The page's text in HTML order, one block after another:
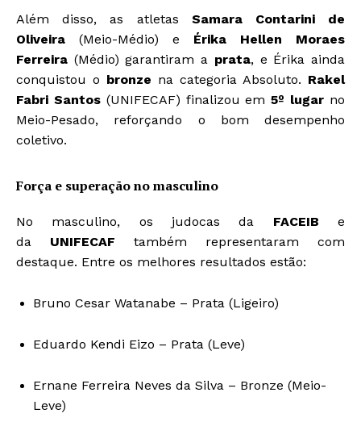
Além disso, as atletas Samara Contarini de
Oliveira (Meio-Médio) e Érika Hellen Moraes
Ferreira (Médio) garantiram a prata, e Érika ainda
conquistou o bronze na categoria Absoluto. Rakel
Fabri Santos(UNIFECAF) finalizou em5º lugar no
Meio-Pesado, reforçando o bom desempenho
coletivo.
Força e superação no masculino
No masculino, os judocas da FACEIB e
da UNIFECAF também representaram com
destaque. Entre os melhores resultados estão:
Bruno Cesar Watanabe – Prata (Ligeiro)
Eduardo Kendi Eizo – Prata (Leve)
Ernane Ferreira Neves da Silva – Bronze (Meio-
Leve)